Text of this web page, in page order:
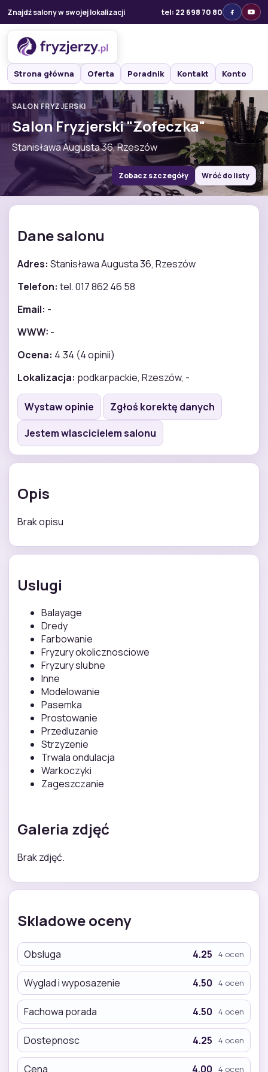
Znajdź salony w swojej lokalizacji tel: 22 698 70 80
Strona główna Oferta Poradnik Kontakt Konto
SALON FRYZJERSKI
Salon Fryzjerski "Zofeczka"
Stanisława Augusta 36, Rzeszów
Zobacz szczegóły Wróć do listy
Dane salonu
Adres: Stanisława Augusta 36, Rzeszów
Telefon: tel. 017 862 46 58
Email: -
WWW: -
Ocena: 4.34 (4 opinii)
Lokalizacja: podkarpackie, Rzeszów, -
Wystaw opinie
Zgłoś korektę danych
Jestem wlascicielem salonu
Opis
Brak opisu
Uslugi
Balayage
Dredy
Farbowanie
Fryzury okolicznosciowe
Fryzury slubne
Inne
Modelowanie
Pasemka
Prostowanie
Przedluzanie
Strzyzenie
Trwala ondulacja
Warkoczyki
Zageszczanie
Galeria zdjęć
Brak zdjęć.
Skladowe oceny
Obsluga 4.25 4 ocen
Wyglad i wyposazenie 4.50 4 ocen
Fachowa porada 4.50 4 ocen
Dostepnosc 4.25 4 ocen
Cena 4.00 4 ocen